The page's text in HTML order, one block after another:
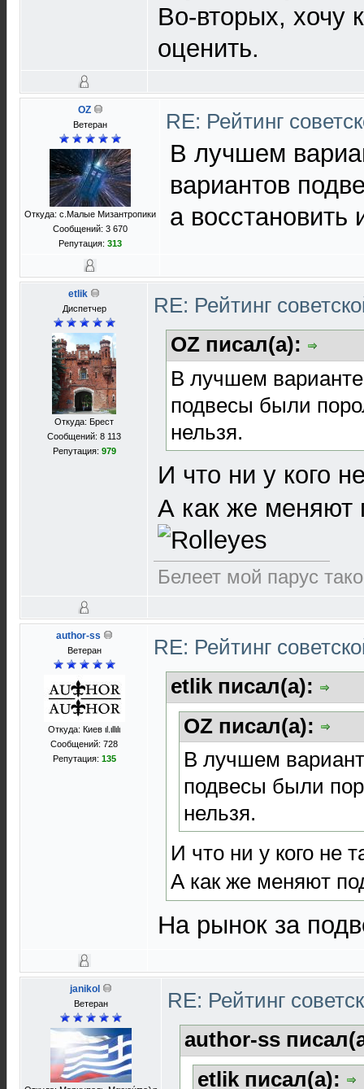
Во-вторых, хочу
оценить.
OZ
Ветеран
Откуда: с.Малые Мизантропики
Сообщений: 3 670
Репутация: 313
RE: Рейтинг
В лучшем
вариантов
а восстановить
etlik
Диспетчер
Откуда: Брест
Сообщений: 8 113
Репутация: 979
RE: Рейтинг
OZ писал(а):
В лучшем варианте
подвесы были
нельзя.
И что ни у кого
А как же меняют
Белеет мой парус
author-ss
Ветеран
Откуда: Киев ιl.ιllιlι
Сообщений: 728
Репутация: 135
RE: Рейтинг
etlik писал(а):
OZ писал(а):
В лучшем
подвесы были
нельзя.
И что ни у кого не
А как же меняют
На рынок за
janikol
Ветеран
RE: Рейтинг
author-ss
etlik писал(а):